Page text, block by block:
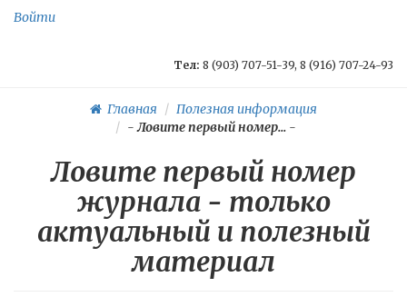
Войти
Тел: 8 (903) 707-51-39, 8 (916) 707-24-93
Главная
Полезная информация
-Ловите первый номер... -
Ловите первый номер
журнала - только
актуальный и полезный
материал